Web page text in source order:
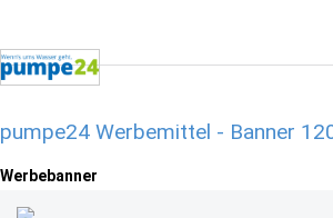
pumpe24 Werbemittel - Banner
Werbebanner